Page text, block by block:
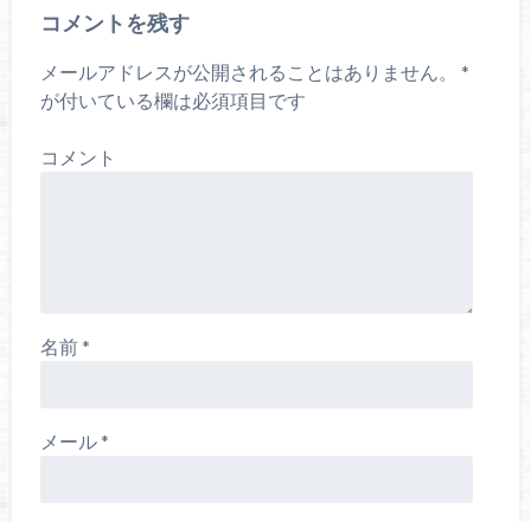
コメントを残す
メールアドレスが公開されることはありません。
*
が付いている欄は必須項目です
コメント
名前*
メール*